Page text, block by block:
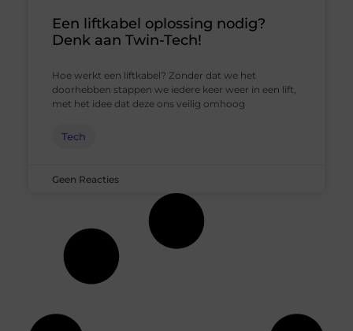
Een liftkabel oplossing nodig?
Denk aan Twin-Tech!
Hoe werkt een liftkabel? Zonder dat we het
doorhebben stappen we iedere keer weer in een lift,
met het idee dat deze ons veilig omhoog
Tech
Geen Reacties